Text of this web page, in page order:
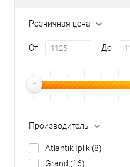
Розничная цена
От До
Производитель
Atlantik Iplik (8)
Grand (16)